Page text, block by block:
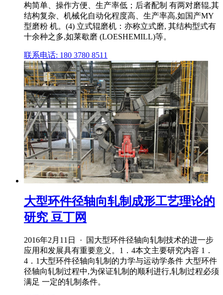
构简单、操作方便、生产率低；后者配制 有两对磨辊,其
结构复杂、机械化自动化程度高、生产率高,如国产MY
型磨粉 机。(4) 立式辊磨机：亦称立式磨, 其结构型式有
十余种之多,如莱歇磨 (LOESHEMILL)等。
联系电话: 180 3780 8511
大型环件径轴向轧制成形工艺理论的
研究 豆丁网
2016年2月11日 · 国大型环件径轴向轧制技术的进一步
应用和发展具有重要意义。1．4本文主要研究内容 1．
4．1大型环件径轴向轧制的力学与运动学条件 大型环件
径轴向轧制过程中,为保证轧制的顺利进行,轧制过程必须
满足 一定的轧制条件。